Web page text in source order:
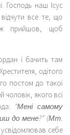
Господь наш Ісус
все те, що
прийшов, щоб
і бачить там
одітого
постом до такої
чоловік, якого всі
“Мені самому
до мене?” (Мт.
себе